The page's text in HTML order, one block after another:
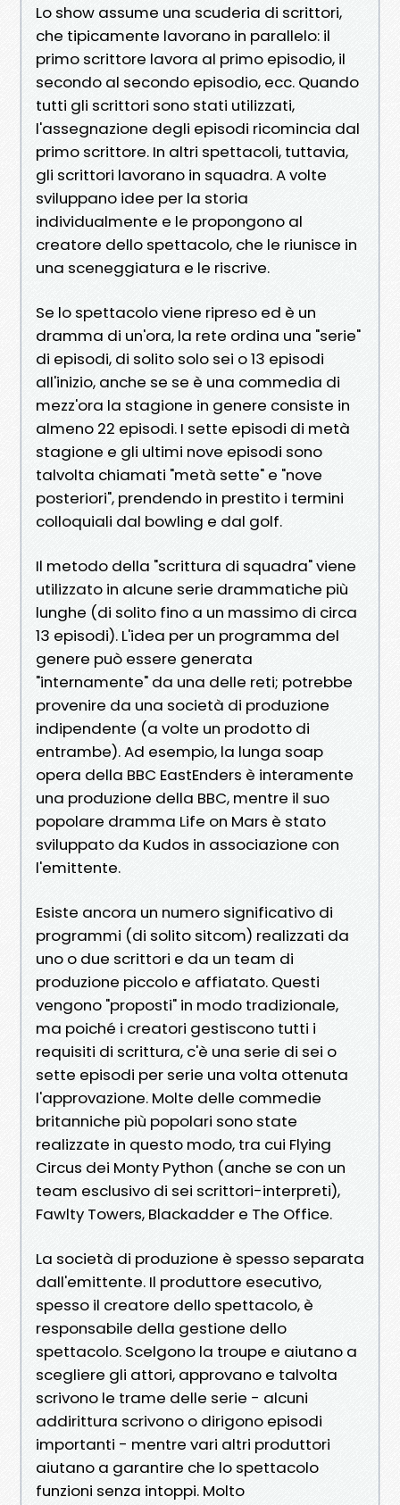
Lo show assume una scuderia di scrittori,
che tipicamente lavorano in parallelo: il
primo scrittore lavora al primo episodio, il
secondo al secondo episodio, ecc. Quando
tutti gli scrittori sono stati utilizzati,
l'assegnazione degli episodi ricomincia dal
primo scrittore. In altri spettacoli, tuttavia,
gli scrittori lavorano in squadra. A volte
sviluppano idee per la storia
individualmente e le propongono al
creatore dello spettacolo, che le riunisce in
una sceneggiatura e le riscrive.
Se lo spettacolo viene ripreso ed è un
dramma di un'ora, la rete ordina una "serie"
di episodi, di solito solo sei o 13 episodi
all'inizio, anche se se è una commedia di
mezz'ora la stagione in genere consiste in
almeno 22 episodi. I sette episodi di metà
stagione e gli ultimi nove episodi sono
talvolta chiamati "metà sette" e "nove
posteriori", prendendo in prestito i termini
colloquiali dal bowling e dal golf.
Il metodo della "scrittura di squadra" viene
utilizzato in alcune serie drammatiche più
lunghe (di solito fino a un massimo di circa
13 episodi). L'idea per un programma del
genere può essere generata
"internamente" da una delle reti; potrebbe
provenire da una società di produzione
indipendente (a volte un prodotto di
entrambe). Ad esempio, la lunga soap
opera della BBC EastEnders è interamente
una produzione della BBC, mentre il suo
popolare dramma Life on Mars è stato
sviluppato da Kudos in associazione con
l'emittente.
Esiste ancora un numero significativo di
programmi (di solito sitcom) realizzati da
uno o due scrittori e da un team di
produzione piccolo e affiatato. Questi
vengono "proposti" in modo tradizionale,
ma poiché i creatori gestiscono tutti i
requisiti di scrittura, c'è una serie di sei o
sette episodi per serie una volta ottenuta
l'approvazione. Molte delle commedie
britanniche più popolari sono state
realizzate in questo modo, tra cui Flying
Circus dei Monty Python (anche se con un
team esclusivo di sei scrittori-interpreti),
Fawlty Towers, Blackadder e The Office.
La società di produzione è spesso separata
dall'emittente. Il produttore esecutivo,
spesso il creatore dello spettacolo, è
responsabile della gestione dello
spettacolo. Scelgono la troupe e aiutano a
scegliere gli attori, approvano e talvolta
scrivono le trame delle serie - alcuni
addirittura scrivono o dirigono episodi
importanti - mentre vari altri produttori
aiutano a garantire che lo spettacolo
funzioni senza intoppi. Molto